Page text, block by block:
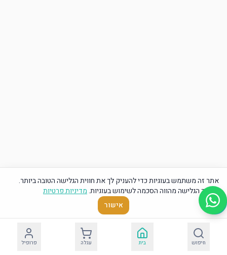
חיפוש בית עגלה פרופיל
אתר זה משתמש בעוגיות כדי להעניק לך את חווית הגלישה הטובה ביותר.
המשך הגלישה מהווה הסכמה לשימוש בעוגיות.מדיניות פרטיות
אישור